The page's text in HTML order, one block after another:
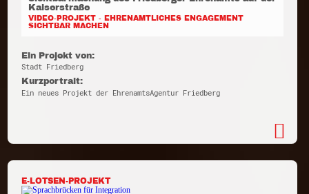
Kaiserstraße
VIDEO-PROJEKT - EHRENAMTLICHES ENGAGEMENT
SICHTBAR MACHEN
Ein Projekt von:
Stadt Friedberg
Kurzportrait:
Ein neues Projekt der EhrenamtsAgentur Friedberg
E-LOTSEN-PROJEKT